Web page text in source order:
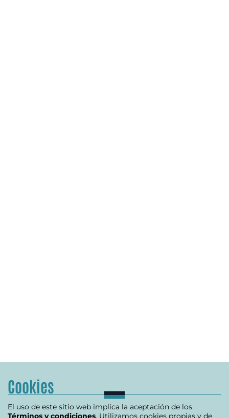
Cookies
El uso de este sitio web implica la aceptación de los
Términos y condiciones. Utilizamos cookies propias y de